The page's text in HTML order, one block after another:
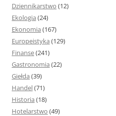
Dziennikarstwo (12)
Ekologia (24)
Ekonomia (167)
Europeistyka (129)
Finanse(241)
Gastronomia (22)
Giełda (39)
Handel(71)
Historia (18)
Hotelarstwo (49)